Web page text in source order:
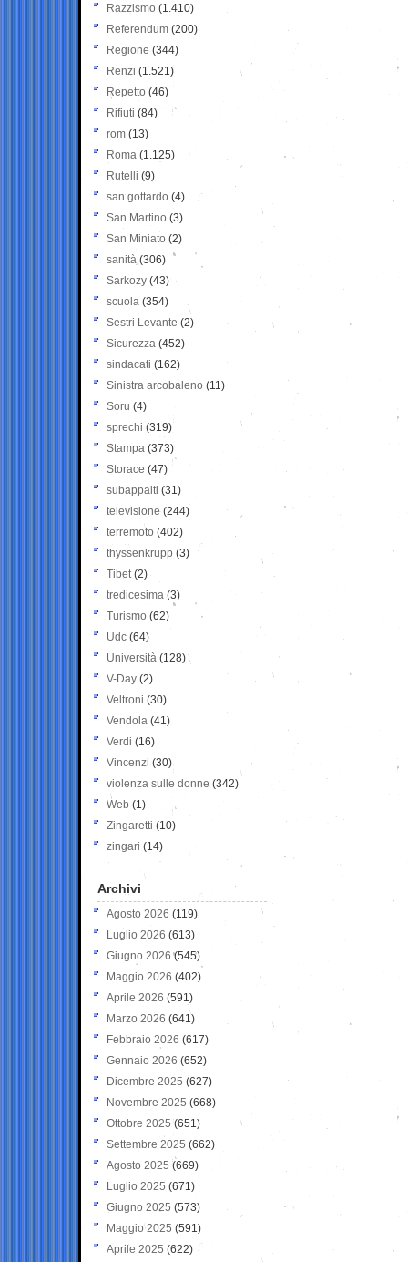
Razzismo (1.410)
Referendum (200)
Regione (344)
Renzi (1.521)
Repetto (46)
Rifiuti (84)
rom (13)
Roma (1.125)
Rutelli (9)
san gottardo (4)
San Martino (3)
San Miniato (2)
sanità (306)
Sarkozy (43)
scuola (354)
Sestri Levante (2)
Sicurezza (452)
sindacati (162)
Sinistra arcobaleno (11)
Soru (4)
sprechi (319)
Stampa (373)
Storace (47)
subappalti (31)
televisione(244)
terremoto (402)
thyssenkrupp (3)
Tibet(2)
tredicesima (3)
Turismo (62)
Udc (64)
Università (128)
V-Day (2)
Veltroni (30)
Vendola (41)
Verdi (16)
Vincenzi (30)
violenza sulle donne (342)
Web (1)
Zingaretti (10)
zingari (14)
Archivi
Agosto 2026 (119)
Luglio 2026 (613)
Giugno 2026 (545)
Maggio 2026 (402)
Aprile 2026 (591)
Marzo 2026 (641)
Febbraio 2026 (617)
Gennaio 2026 (652)
Dicembre 2025 (627)
Novembre 2025 (668)
Ottobre 2025 (651)
Settembre 2025 (662)
Agosto 2025 (669)
Luglio 2025 (671)
Giugno 2025 (573)
Maggio 2025 (591)
Aprile 2025 (622)